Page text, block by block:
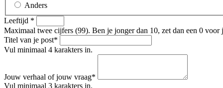
Anders
Leeftijd *
Maximaal twee cijfers (99). Ben je jonger dan 10, zet dan een 0 voor
Titel van je post*
Vul minimaal 4 karakters in.
Jouw verhaal of jouw vraag*
Vul minimaal 3 karakters in.